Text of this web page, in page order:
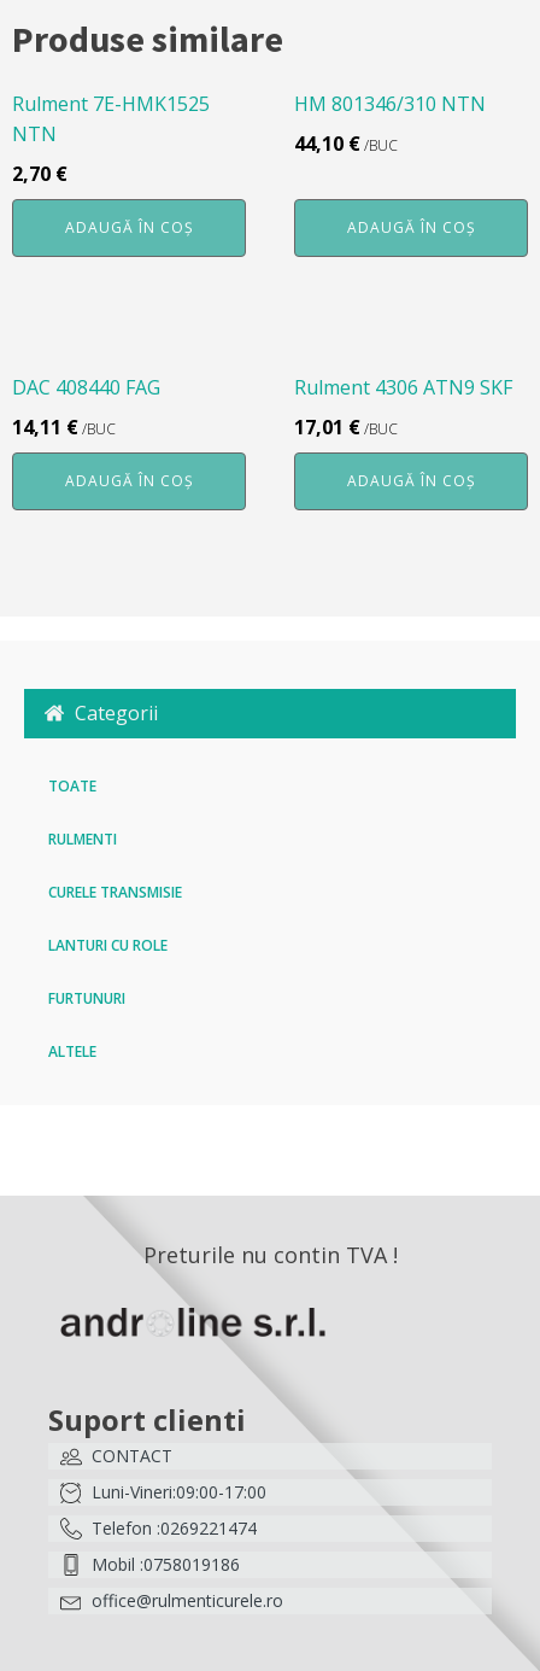
Categorii
TOATE
RULMENTI
CURELE TRANSMISIE
LANTURI CU ROLE
FURTUNURI
ALTELE
Produse similare
Rulment 7E-HMK1525
NTN
2,70 €
ADAUGĂ ÎN COȘ
HM 801346/310 NTN
44,10 €/BUC
ADAUGĂ ÎN COȘ
DAC 408440 FAG
14,11 €/BUC
ADAUGĂ ÎN COȘ
Rulment 4306 ATN9 SKF
17,01 €/BUC
ADAUGĂ ÎN COȘ
Preturile nu contin TVA !
Suport clienti
CONTACT
Luni-Vineri:09:00-17:00
Telefon :0269221474
Mobil :0758019186
office@rulmenticurele.ro